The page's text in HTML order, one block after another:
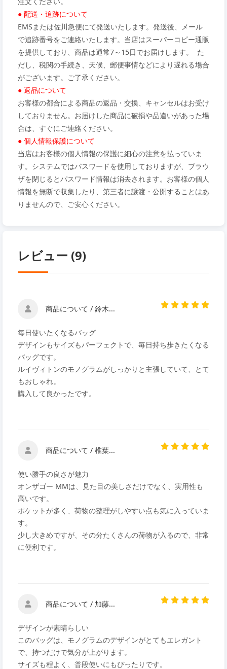
● 配送・追跡について
EMSまたは佐川急便にて発送いたします。発送後、メール
で追跡番号をご連絡いたします。当店はスーパーコピー通販
を提供しており、商品は通常7～15日でお届けします。 た
だし、税関の手続き、天候、郵便事情などにより遅れる場合
がございます。ご了承ください。
● 返品について
お客様の都合による商品の返品・交換、キャンセルはお受け
しておりません。お届けした商品に破損や品違いがあった場
合は、すぐにご連絡ください。
● 個人情報保護について
当店はお客様の個人情報の保護に細心の注意を払っていま
す。システムではパスワードを使用しておりますが、ブラウ
ザを閉じるとパスワード情報は消去されます。お客様の個人
情報を無断で収集したり、第三者に譲渡・公開することはあ
りませんので、ご安心ください。
レビュー (9)
商品について / 鈴木...
毎日使いたくなるバッグ
デザインもサイズもパーフェクトで、毎日持ち歩きたくなる
バッグです。
ルイヴィトンのモノグラムがしっかりと主張していて、とて
もおしゃれ。
購入して良かったです。
商品について / 椎葉...
使い勝手の良さが魅力
オンザゴー MMは、見た目の美しさだけでなく、実用性も
高いです。
ポケットが多く、荷物の整理がしやすい点も気に入っていま
す。
少し大きめですが、その分たくさんの荷物が入るので、非常
に便利です。
商品について / 加藤...
デザインが素晴らしい
このバッグは、モノグラムのデザインがとてもエレガント
で、持つだけで気分が上がります。
サイズも程よく、普段使いにもぴったりです。